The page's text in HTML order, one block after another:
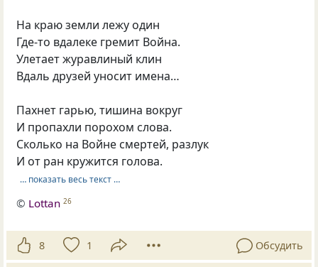
На краю земли лежу один
Где-то вдалеке гремит Война.
Улетает журавлиный клин
Вдаль друзей уносит имена…
Пахнет гарью, тишина вокруг
И пропахли порохом слова.
Сколько на Войне смертей, разлук
И от ран кружится голова.
… показать весь текст …
© Lottan 26
8 1 Обсудить